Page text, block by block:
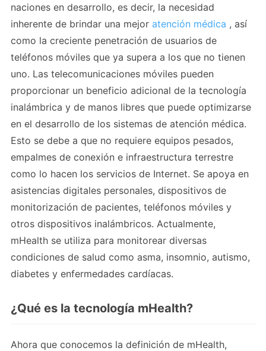
naciones en desarrollo, es decir, la necesidad
inherente de brindar una mejor atención médica , así
como la creciente penetración de usuarios de
teléfonos móviles que ya supera a los que no tienen
uno. Las telecomunicaciones móviles pueden
proporcionar un beneficio adicional de la tecnología
inalámbrica y de manos libres que puede optimizarse
en el desarrollo de los sistemas de atención médica.
Esto se debe a que no requiere equipos pesados,
empalmes de conexión e infraestructura terrestre
como lo hacen los servicios de Internet. Se apoya en
asistencias digitales personales, dispositivos de
monitorización de pacientes, teléfonos móviles y
otros dispositivos inalámbricos. Actualmente,
mHealth se utiliza para monitorear diversas
condiciones de salud como asma, insomnio, autismo,
diabetes y enfermedades cardíacas.
¿Qué es la tecnología mHealth?
Ahora que conocemos la definición de mHealth,